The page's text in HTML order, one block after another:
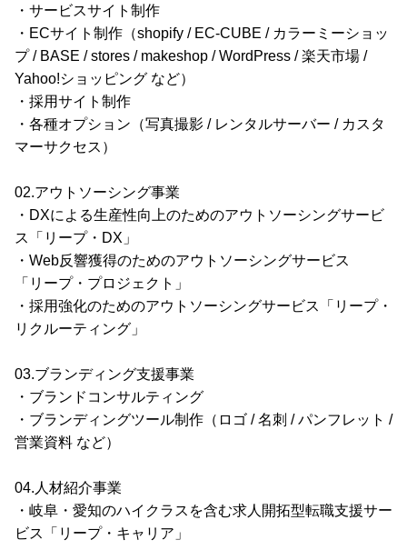
・サービスサイト制作
・ECサイト制作（shopify / EC-CUBE / カラーミーショッ
プ / BASE / stores / makeshop / WordPress / 楽天市場 /
Yahoo!ショッピング など）
・採用サイト制作
・各種オプション（写真撮影 / レンタルサーバー / カスタ
マーサクセス）
02.アウトソーシング事業
・DXによる生産性向上のためのアウトソーシングサービ
ス「リープ・DX」
・Web反響獲得のためのアウトソーシングサービス
「リープ・プロジェクト」
・採用強化のためのアウトソーシングサービス「リープ・
リクルーティング」
03.ブランディング支援事業
・ブランドコンサルティング
・ブランディングツール制作（ロゴ / 名刺 / パンフレット /
営業資料 など）
04.人材紹介事業
・岐阜・愛知のハイクラスを含む求人開拓型転職支援サー
ビス「リープ・キャリア」